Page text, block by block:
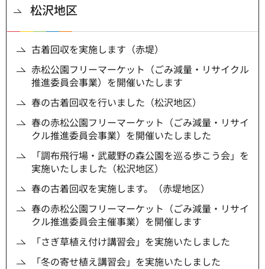
松沢地区
古着回収を実施します（赤堤）
赤松公園フリーマーケット（ごみ減量・リサイクル
推進委員会事業）を開催いたします
春の古着回収を行いました（松沢地区）
春の赤松公園フリーマーケット（ごみ減量・リサイ
クル推進委員会事業）を開催いたしました
「調布飛行場・武蔵野の森公園を巡る歩こう会」を
実施いたしました（松沢地区）
春の古着回収を実施します。（赤堤地区）
春の赤松公園フリーマーケット（ごみ減量・リサイ
クル推進委員会主催事業）を開催します
「さぎ草植え付け講習会」を実施いたしました
「冬の寄せ植え講習会」を実施いたしました